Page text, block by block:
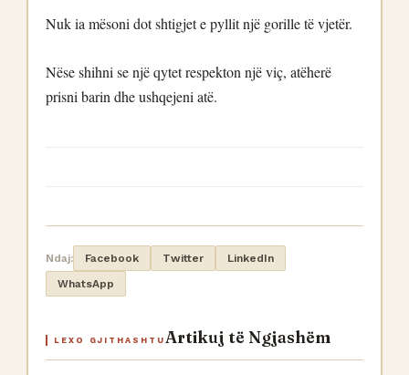
Nuk ia mësoni dot shtigjet e pyllit një gorille të vjetër.
Nëse shihni se një qytet respekton një viç, atëherë
prisni barin dhe ushqejeni atë.
Ndaj: Facebook Twitter
LinkedIn
WhatsApp
LEXO GJITHASHTU Artikuj të Ngjashëm